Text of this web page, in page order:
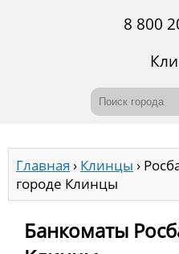
8 800
Главная › Клинцы ›
городе Клинцы
Банкоматы